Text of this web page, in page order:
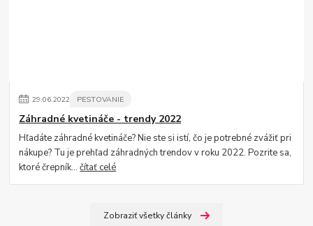
29.06.2022 PESTOVANIE
Záhradné kvetináče - trendy 2022
Hľadáte záhradné kvetináče? Nie ste si istí, čo je potrebné zvážiť pri
nákupe? Tu je prehľad záhradných trendov v roku 2022. Pozrite sa,
ktoré črepník...čítať celé
Zobraziť všetky články